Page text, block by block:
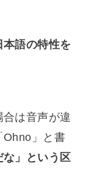
本語の特性を
は音声が違
」と書
な」という区